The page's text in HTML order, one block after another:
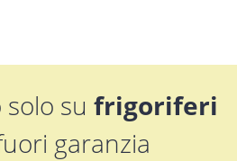
su frigoriferi
garanzia